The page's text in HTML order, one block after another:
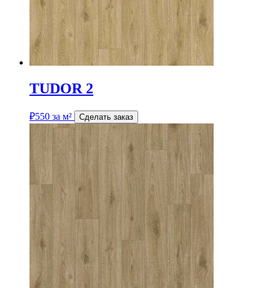
TUDOR 2
₽550 за м² Сделать заказ